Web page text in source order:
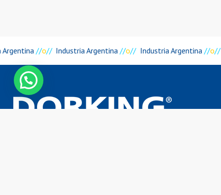
//o// Industria Argentina //o// Industria Argentina //o//